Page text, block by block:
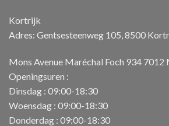
Kortrijk
Adres: Gentsesteenweg 105, 8500
Mons Avenue Maréchal Foch 934 7012
Openingsuren :
Dinsdag : 09:00-18:30
Woensdag : 09:00-18:30
Donderdag : 09:00-18:30